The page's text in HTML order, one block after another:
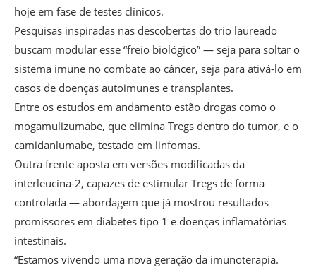
hoje em fase de testes clínicos.
Pesquisas inspiradas nas descobertas do trio laureado
buscam modular esse “freio biológico” — seja para soltar o
sistema imune no combate ao câncer, seja para ativá-lo em
casos de doenças autoimunes e transplantes.
Entre os estudos em andamento estão drogas como o
mogamulizumabe, que elimina Tregs dentro do tumor, e o
camidanlumabe, testado em linfomas.
Outra frente aposta em versões modificadas da
interleucina-2, capazes de estimular Tregs de forma
controlada — abordagem que já mostrou resultados
promissores em diabetes tipo 1 e doenças inflamatórias
intestinais.
“Estamos vivendo uma nova geração da imunoterapia.